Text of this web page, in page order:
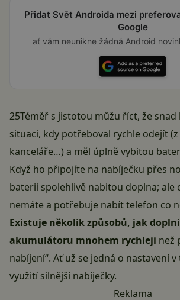
Přidat Svět Androida mezi
Google
ať vám neunikne žádná Android
25Téměř s jistotou můžu říct, že snad
situaci, kdy potřeboval rychle odejít
kanceláře…) a měl úplně vybitou
Když ho připojíte na nabíječku přes
baterii spolehlivě nabitou doplna; ale
nemáte a potřebuje nabít telefon co
Existuje několik způsobů, jak
akumulátoru mnohem rychleji než
nabíjení“. Ať už se jedná o nastavení
využití silnější nabíječky.
Reklama